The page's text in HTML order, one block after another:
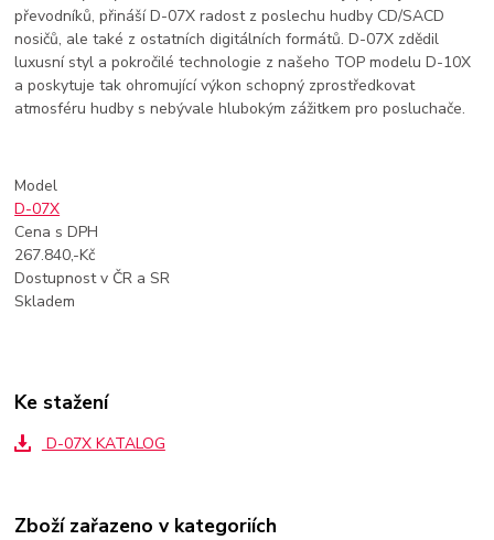
převodníků, přináší D-07X radost z poslechu hudby CD/SACD
nosičů, ale také z ostatních digitálních formátů. D-07X zdědil
luxusní styl a pokročilé technologie z našeho TOP modelu D-10X
a poskytuje tak ohromující výkon schopný zprostředkovat
atmosféru hudby s nebývale hlubokým zážitkem pro posluchače.
Model
D-07X
Cena s DPH
267.840,-Kč
Dostupnost v ČR a SR
Skladem
Ke stažení
D-07X KATALOG
Zboží zařazeno v kategoriích